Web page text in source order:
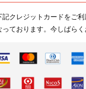
記クレジットカードをご
ております。今しばらく